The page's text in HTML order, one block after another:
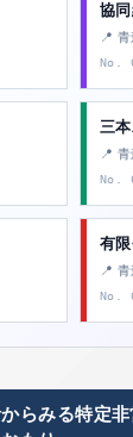
協
📍
No.
三
📍
No.
有
📍
No.
らみる特定